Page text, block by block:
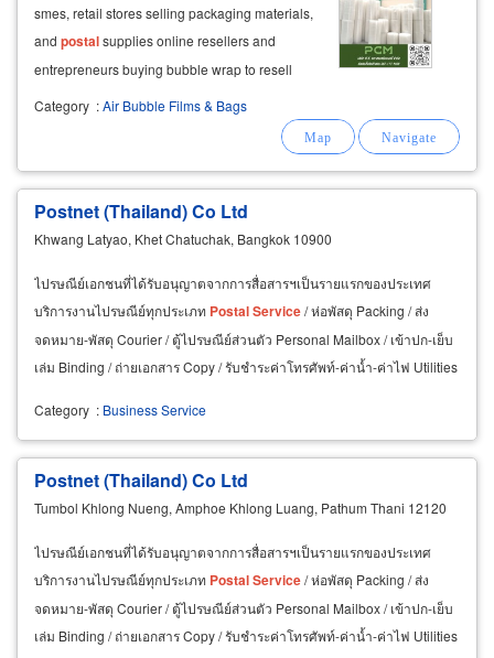
smes, retail stores selling packaging materials,
and postalsupplies online resellers and
entrepreneurs buying bubble wrap to resell
Category :Air Bubble Films & Bags
Postnet (Thailand) Co Ltd
Khwang Latyao, Khet Chatuchak, Bangkok 10900
ไปรษณีย์เอกชนที่ได้รับอนุญาตจากการสื่อสารฯเป็นรายแรกของประเทศ
บริการงานไปรษณีย์ทุกประเภท PostalService/ ห่อพัสดุ Packing / ส่ง
จดหมาย-พัสดุ Courier / ตู้ไปรษณีย์ส่วนตัว Personal Mailbox / เข้าปก-เย็บ
เล่ม Binding / ถ่ายเอกสาร Copy / รับชำระค่าโทรศัพท์-ค่าน้ำ-ค่าไฟ Utilities
Category : Business Service
Postnet (Thailand) Co Ltd
Tumbol Khlong Nueng, Amphoe Khlong Luang, Pathum Thani 12120
ไปรษณีย์เอกชนที่ได้รับอนุญาตจากการสื่อสารฯเป็นรายแรกของประเทศ
บริการงานไปรษณีย์ทุกประเภท PostalService/ ห่อพัสดุ Packing / ส่ง
จดหมาย-พัสดุ Courier / ตู้ไปรษณีย์ส่วนตัว Personal Mailbox / เข้าปก-เย็บ
เล่ม Binding / ถ่ายเอกสาร Copy / รับชำระค่าโทรศัพท์-ค่าน้ำ-ค่าไฟ Utilities